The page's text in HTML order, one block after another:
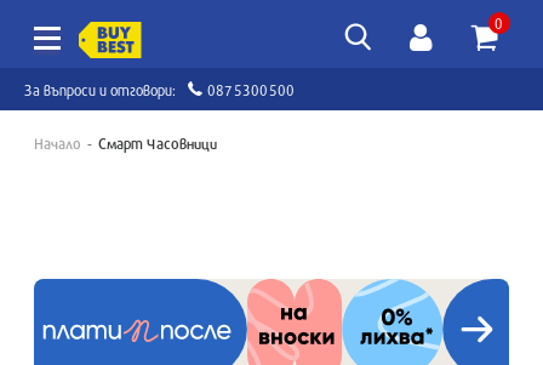
0
За въпроси и отговори: 0875300500
Начало Смарт Часовници